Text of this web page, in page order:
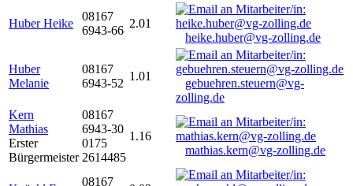
Huber Heike
08167
6943-66
2.01
heike.huber@vg-zolling.de
Huber
Melanie
08167
6943-52
1.01
gebuehren.steuern@vg-
zolling.de
Kern
Mathias
Erster
Bürgermeister
08167
6943-30
0175
2614485
1.16
mathias.kern@vg-zolling.de
08167